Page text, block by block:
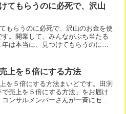
てもらうのに必死で、沢山
もらうのに必死で、沢山のお金を使
。開業して、みんながぶち当たる
は本当に、見つけてもらうのに必
上を５倍にする方法
５倍にする方法まいどです。田渕
売上を５倍にする方法」をお届け
ンサルメンバーさんが一斉にセミ